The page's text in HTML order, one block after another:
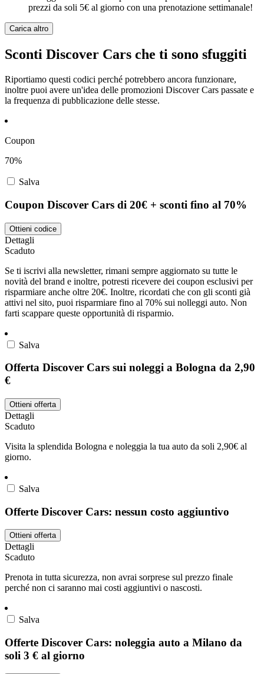
prezzi da soli 5€ al giorno con una prenotazione settimanale!
Carica altro
Sconti Discover Cars che ti sono sfuggiti
Riportiamo questi codici perché potrebbero ancora funzionare,
inoltre puoi avere un'idea delle promozioni Discover Cars passate e
la frequenza di pubblicazione delle stesse.
Coupon
70%
Salva
Coupon Discover Cars di 20€ + sconti fino al 70%
Ottieni codice
Dettagli
Scaduto
Se ti iscrivi alla newsletter, rimani sempre aggiornato su tutte le
novità del brand e inoltre, potresti ricevere dei coupon esclusivi per
risparmiare anche oltre 20€. Inoltre, ricordati che con gli sconti già
attivi nel sito, puoi risparmiare fino al 70% sui nolleggi auto. Non
farti scappare queste opportunità di risparmio.
Salva
Offerta Discover Cars sui noleggi a Bologna da 2,90
€
Ottieni offerta
Dettagli
Scaduto
Visita la splendida Bologna e noleggia la tua auto da soli 2,90€ al
giorno.
Salva
Offerte Discover Cars: nessun costo aggiuntivo
Ottieni offerta
Dettagli
Scaduto
Prenota in tutta sicurezza, non avrai sorprese sul prezzo finale
perché non ci saranno mai costi aggiuntivi o nascosti.
Salva
Offerte Discover Cars: noleggia auto a Milano da
soli 3 € al giorno